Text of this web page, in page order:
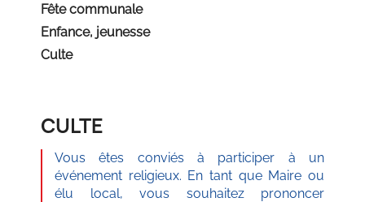
Fête communale
Enfance, jeunesse
Culte
CULTE
Vous êtes conviés à participer à un
événement religieux. En tant que Maire ou
élu local, vous souhaitez prononcer